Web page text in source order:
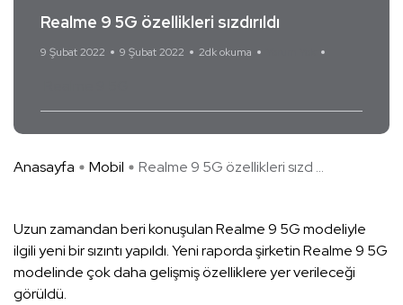
Realme 9 5G özellikleri sızdırıldı
9 Şubat 2022 9 Şubat 2022 2dk okuma
Anasayfa Mobil Realme 9 5G özellikleri sızd ...
Uzun zamandan beri konuşulan Realme 9 5G modeliyle
ilgili yeni bir sızıntı yapıldı. Yeni raporda şirketin Realme 9 5G
modelinde çok daha gelişmiş özelliklere yer verileceği
görüldü.